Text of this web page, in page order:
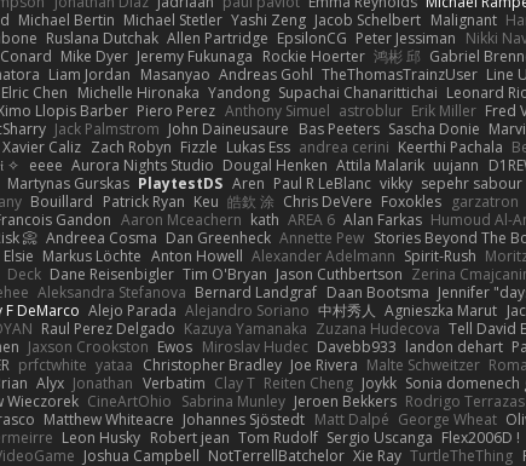
Michael Bertin Michael Stetler Yashi Zeng Jacob Schelbert Malignant
Ruslana Dutchak Allen Partridge EpsilonCG Peter Jessiman Nikki
Mike Dyer Jeremy Fukunaga Rockie Hoerter 鸿彬 邱 Gabriel
Liam Jordan Masanyao Andreas Gohl TheThomasTrainzUser Line
Elric Chen Michelle Hironaka Yandong Supachai Chanarittichai Leonard
Llopis Barber Piero Perez Anthony Simuel astroblur Erik Miller Fred
Jack Palmstrom John Daineusaure Bas Peeters Sascha Donie
Xavier Caliz Zach Robyn Fizzle Lukas Ess andrea cerini Keerthi Pachala
✧ eeee Aurora Nights Studio Dougal Henken Attila Malarik uujann
Martynas Gurskas PlaytestDS Aren Paul R LeBlanc vikky sepehr sabour
Bouillard Patrick Ryan Keu 皓欽 涂 Chris DeVere Foxokles garzatron
Gandon Aaron Mceachern kath AREA 6 Alan Farkas Humoud Al-
📀 Andreea Cosma Dan Greenheck Annette Pew Stories Beyond The
Elsie Markus Löchte Anton Howell Alexander Adelmann Spirit-Rush
Deck Dane Reisenbigler Tim O'Bryan Jason Cuthbertson Zerina
Aleksandra Stefanova Bernard Landgraf Daan Bootsma Jennifer
F DeMarco Alejo Parada Alejandro Soriano 中村秀人 Agnieszka Marut
Raul Perez Delgado Kazuya Yamanaka Zuzana Hudecova Tell David
Jaxson Crookston Ewos Miroslav Hudec Davebb933 landon dehart
prfctwhite yataa Christopher Bradley Joe Rivera Malte Schweitzer
Alyx Jonathan Verbatim Clay T Reiten Cheng Joykk Sonia domenech
Wieczorek CineArtOhio Sabrina Munley Jeroen Bekkers Rodrigo Terrazas
Matthew Whiteacre Johannes Sjöstedt Matt Dalpé George Wheat
Leon Husky Robert jean Tom Rudolf Sergio Uscanga Flex2006D !
Joshua Campbell NotTerrellBatchelor Xie Ray TurtleTheThing